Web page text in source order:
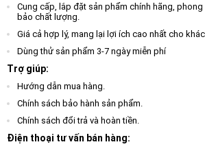
Cung cấp, lắp đặt sản phẩm chính hãng,
bảo chất lượng.
Giá cả hợp lý, mang lại lợi ích cao nhất cho
Dùng thử sản phẩm 3-7 ngày miễn phí
Trợ giúp:
Hướng dẫn mua hàng.
Chính sách bảo hành sản phẩm.
Chính sách đổi trả và hoàn tiền.
Điện thoại tư vấn bán hàng: